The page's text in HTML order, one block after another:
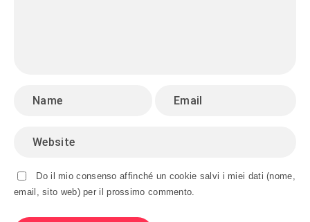
Do il mio consenso affinché un cookie salvi i miei dati (nome,
email, sito web) per il prossimo commento.